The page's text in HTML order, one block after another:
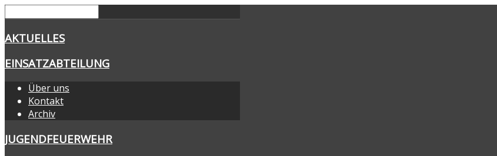
AKTUELLES
EINSATZABTEILUNG
Über uns
Kontakt
Archiv
JUGENDFEUERWEHR